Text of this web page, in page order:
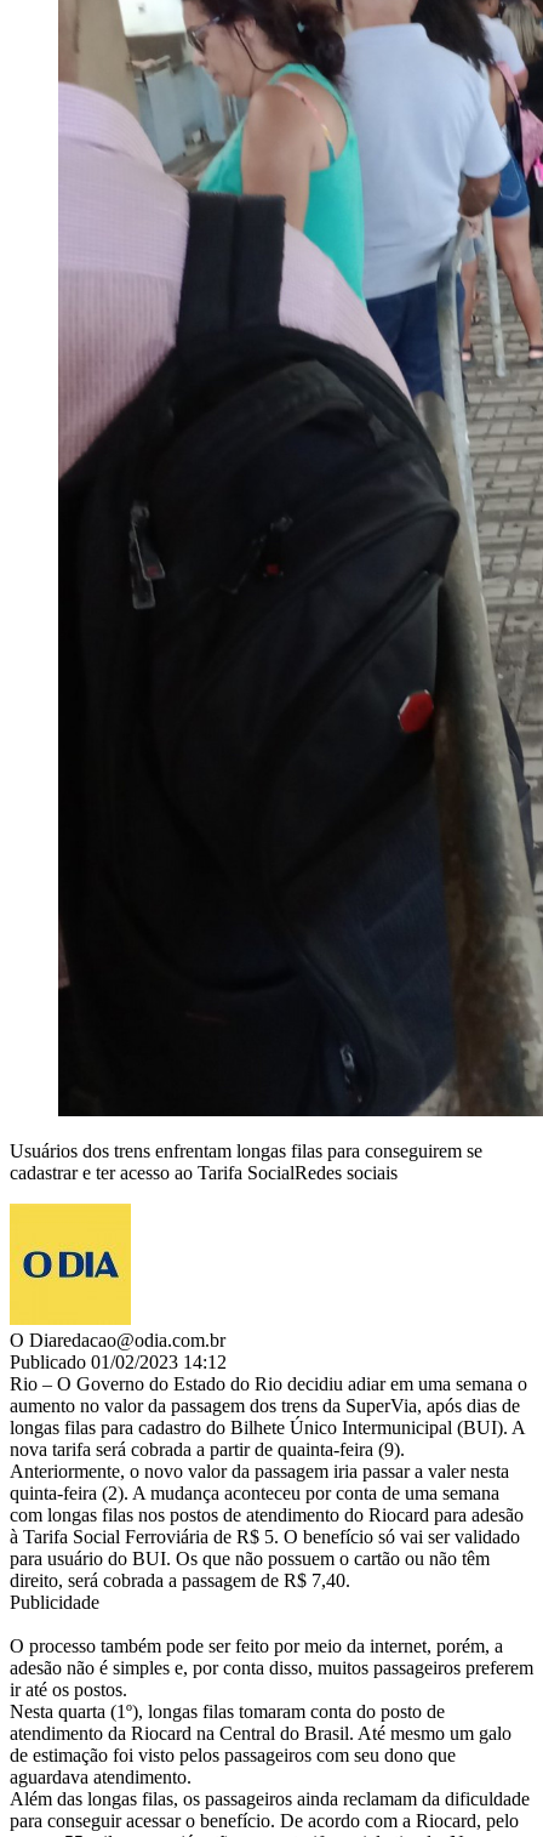
Usuários dos trens enfrentam longas filas para conseguirem se
cadastrar e ter acesso ao Tarifa SocialRedes sociais
O Diaredacao@odia.com.br
Publicado 01/02/2023 14:12
Rio – O Governo do Estado do Rio decidiu adiar em uma semana o
aumento no valor da passagem dos trens da SuperVia, após dias de
longas filas para cadastro do Bilhete Único Intermunicipal (BUI). A
nova tarifa será cobrada a partir de quainta-feira (9).
Anteriormente, o novo valor da passagem iria passar a valer nesta
quinta-feira (2). A mudança aconteceu por conta de uma semana
com longas filas nos postos de atendimento do Riocard para adesão
à Tarifa Social Ferroviária de R$ 5. O benefício só vai ser validado
para usuário do BUI. Os que não possuem o cartão ou não têm
direito, será cobrada a passagem de R$ 7,40.
Publicidade
O processo também pode ser feito por meio da internet, porém, a
adesão não é simples e, por conta disso, muitos passageiros preferem
ir até os postos.
Nesta quarta (1º), longas filas tomaram conta do posto de
atendimento da Riocard na Central do Brasil. Até mesmo um galo
de estimação foi visto pelos passageiros com seu dono que
aguardava atendimento.
Além das longas filas, os passageiros ainda reclamam da dificuldade
para conseguir acessar o benefício. De acordo com a Riocard, pelo